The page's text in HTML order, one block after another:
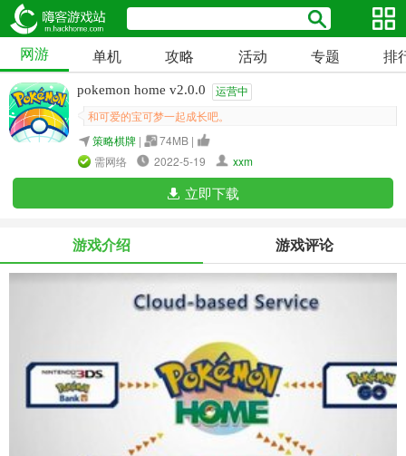
网游 单机 攻略 活动 专题 排
pokemon home v2.0.0 运营中
和可爱的宝可梦一起成长吧。
策略棋牌 |
74MB |
需网络
2022-5-19 xxm
立即下载
游戏介绍 游戏评论